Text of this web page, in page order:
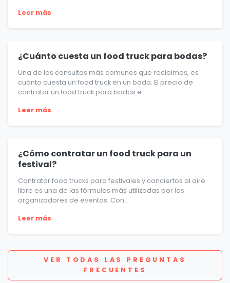
Leer más
¿Cuánto cuesta un food truck para bodas?
Una de las consultas más comunes que recibimos, es
cuánto cuesta un food truck en un boda. El precio de
contratar un food truck para bodas e...
Leer más
¿Cómo contratar un food truck para un
festival?
Contratar food trucks para festivales y conciertos al aire
libre es una de las fórmulas más utilizadas por los
organizadores de eventos. Con...
Leer más
VER TODAS LAS PREGUNTAS
FRECUENTES